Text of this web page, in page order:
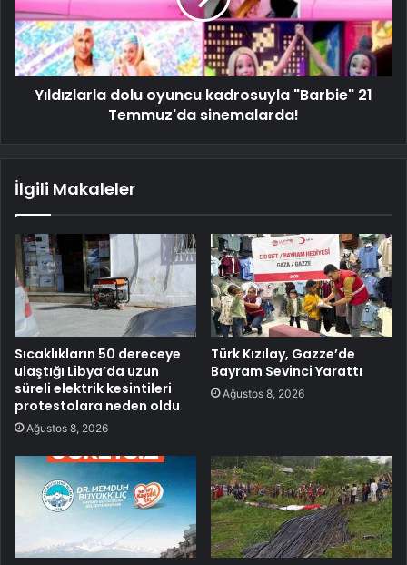
Yıldızlarla dolu oyuncu kadrosuyla "Barbie" 21
Temmuz'da sinemalarda!
İlgili Makaleler
Sıcaklıkların 50 dereceye
ulaştığı Libya’da uzun
süreli elektrik kesintileri
protestolara neden oldu
Ağustos 8, 2026
Türk Kızılay, Gazze’de
Bayram Sevinci Yarattı
Ağustos 8, 2026